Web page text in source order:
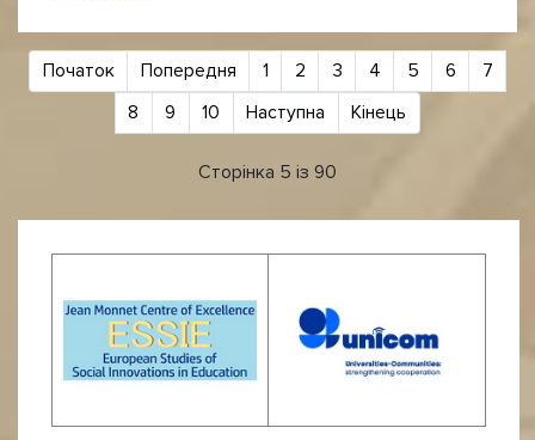
Початок Попередня 1 2 3 4 5 6
7
8
9 10 Наступна Кінець
Сторінка 5 із 90